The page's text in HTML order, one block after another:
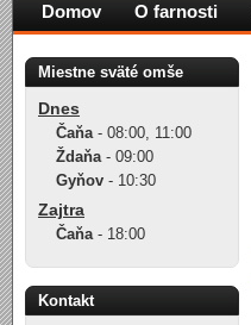
Domov O farnosti
Miestne sväté omše
Dnes
Čaňa- 08:00, 11:00
Ždaňa- 09:00
Gyňov - 10:30
Zajtra
Čaňa- 18:00
Kontakt